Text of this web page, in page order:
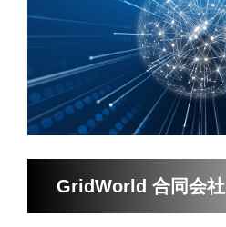
GridWorld 合同会社